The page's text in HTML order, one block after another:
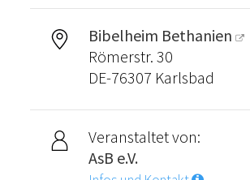
Bibelheim Bethanien
Römerstr. 30
DE-76307 Karlsbad
Veranstaltet von:
AsB e.V.